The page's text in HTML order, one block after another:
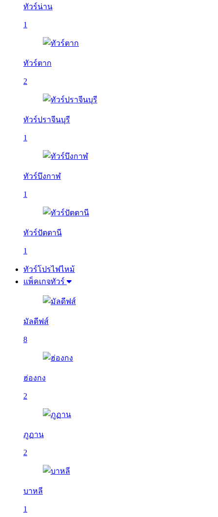
ทัวร์น่าน
1
ทัวร์ตาก
2
ทัวร์ปราจีนบุรี
1
ทัวร์บึงกาฬ
1
ทัวร์ปัตตานี
1
ทัวร์โปรไฟไหม้
แพ็คเกจทัวร์
มัลดีฟส์
8
ฮ่องกง
2
ภูฏาน
2
บาหลี
1